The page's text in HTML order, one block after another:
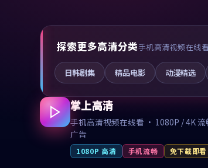
探索更多高清分类手机高清视频在线
日韩剧集 精品电影 动漫精选
掌上高清
手机高清视频在线看 · 1080P / 4K
广告
1080P 高清 手机流畅 免下载即看